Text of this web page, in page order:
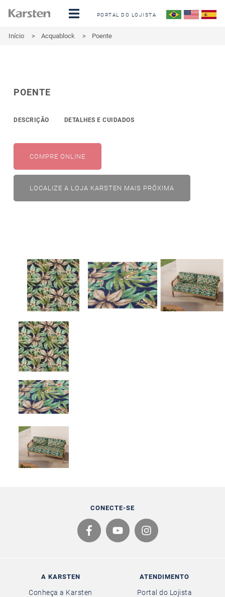
PORTAL DO LOJISTA
Início > Acquablock > Poente
POENTE
DESCRIÇÃO DETALHES E CUIDADOS
COMPRE ONLINE
LOCALIZE A LOJA KARSTEN MAIS PRÓXIMA
CONECTE-SE
A KARSTEN
Conheça a Karsten
ATENDIMENTO
Portal do Lojista